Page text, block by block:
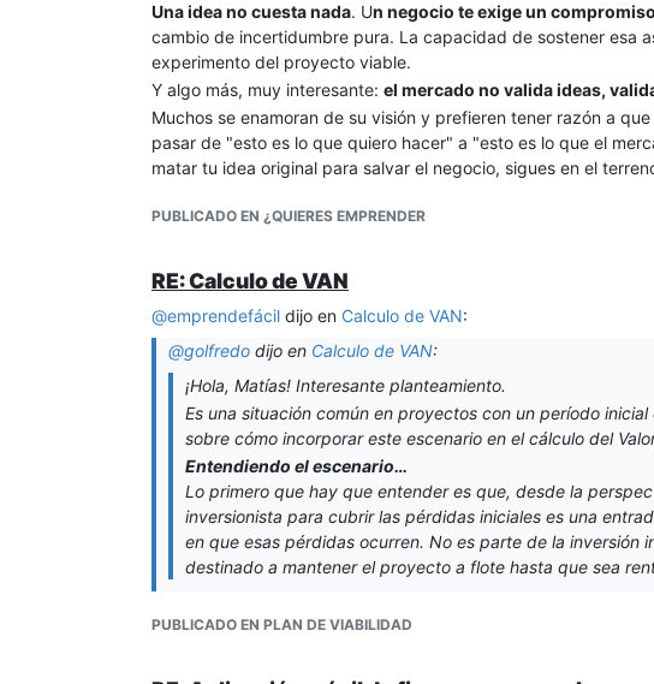
Una idea no cuesta nada. Un negocio te exige un
cambio de incertidumbre pura. La capacidad de sostener esa
experimento del proyecto viable.
Y algo más, muy interesante: el mercado no valida ideas,
Muchos se enamoran de su visión y prefieren tener razón a
pasar de "esto es lo que quiero hacer" a "esto es lo que el
matar tu idea original para salvar el negocio, sigues en el
PUBLICADO EN ¿QUIERES EMPRENDER
RE: Calculo de VAN
@emprendefácil dijo en Calculo de VAN:
@golfredo dijo en Calculo de VAN:
¡Hola, Matías! Interesante planteamiento.
Es una situación común en proyectos con un período
sobre cómo incorporar este escenario en el cálculo del
Entendiendo el escenario…
Lo primero que hay que entender es que, desde la
inversionista para cubrir las pérdidas iniciales es una
en que esas pérdidas ocurren. No es parte de la inversión
destinado a mantener el proyecto a flote hasta que sea
Hola, Matías. Esta respuesta es correcta, pero no menciona
PUBLICADO EN PLAN DE VIABILIDAD